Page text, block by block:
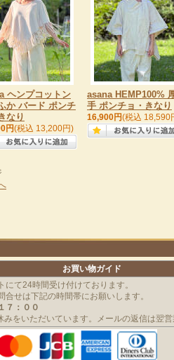
ヘンプコットン
か バード ポンチ
なり
円(税込 13,200円)
asana HEMP100%
手 ポンチョ・きなり
16,900円(税込 18,590
お買い物ガイド
にて24時間受け付けております。
合せは下記の時間帯にお願いします。
７：００
をいただいています。メールの返信は翌営